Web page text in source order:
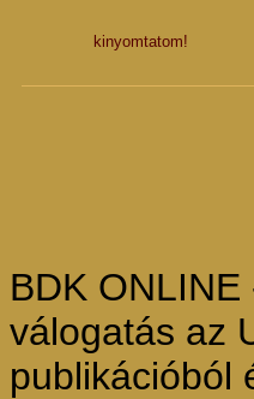
kinyomtatom!
BDK
válogatás az
publikációból